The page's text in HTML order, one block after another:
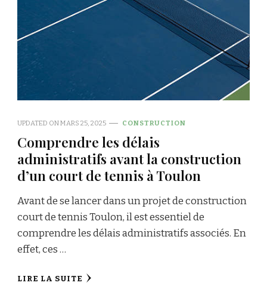
UPDATED ONMARS 25, 2025 CONSTRUCTION
Comprendre les délais
administratifs avant la construction
d’un court de tennis à Toulon
Avant de se lancer dans un projet de construction
court de tennis Toulon, il est essentiel de
comprendre les délais administratifs associés. En
effet, ces …
LIRE LA SUITE